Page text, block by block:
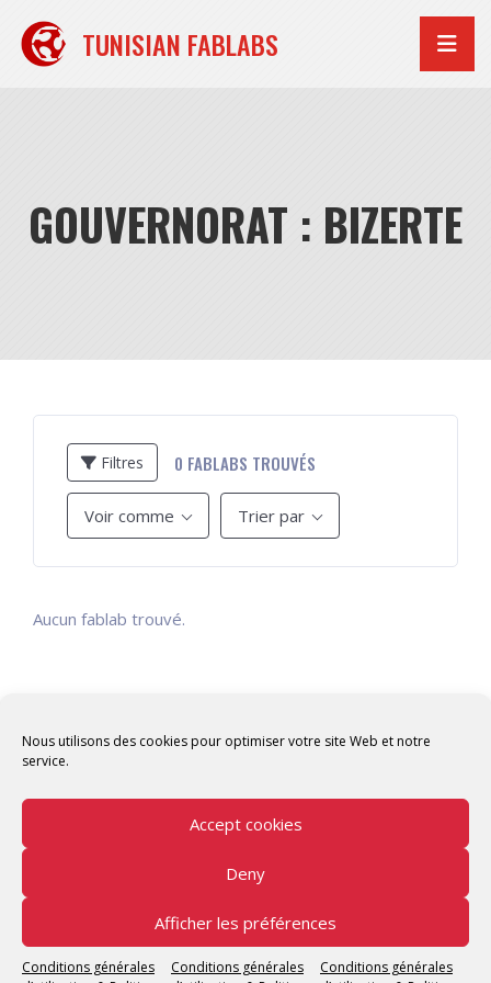
Nous utilisons des cookies pour optimiser votre site Web et notre
service.
Accept cookies
Deny
Afficher les préférences
Conditions générales
Conditions générales
Conditions générales
contenu
TUNISIAN FABLABS
GOUVERNORAT : BIZERTE
Filtres 0 FABLABS TROUVÉS
Voir comme Trier par
Aucun fablab trouvé.
Copyright © 2026 Tunisian Fablabs Tous droits
réservés.
Tunisian Fablabsby OpenFab Tunisia - Powered by